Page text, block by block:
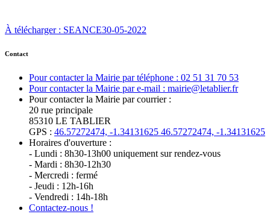
À télécharger : SEANCE30-05-2022
Contact
Pour contacter la Mairie par téléphone : 02 51 31 70 53
Pour contacter la Mairie par e-mail : mairie@letablier.fr
Pour contacter la Mairie par courrier :
20 rue principale
85310 LE TABLIER
GPS : 46.57272474, -1.34131625 46.57272474, -1.34131625
Horaires d'ouverture :
- Lundi : 8h30-13h00 uniquement sur rendez-vous
- Mardi : 8h30-12h30
- Mercredi : fermé
- Jeudi : 12h-16h
- Vendredi : 14h-18h
Contactez-nous !